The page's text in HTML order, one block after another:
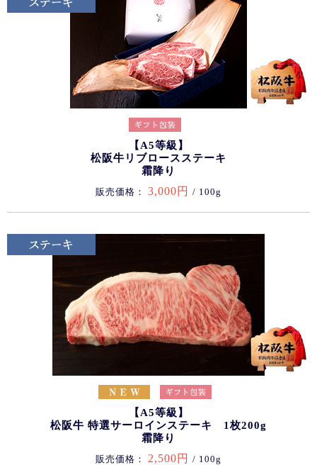
【A5等級】
松阪牛リブロースステーキ
霜降り
販売価格： 3,000円 / 100g
【A5等級】
松阪牛 特選サーロインステーキ 1枚200g
霜降り
販売価格： 2,500円 / 100g